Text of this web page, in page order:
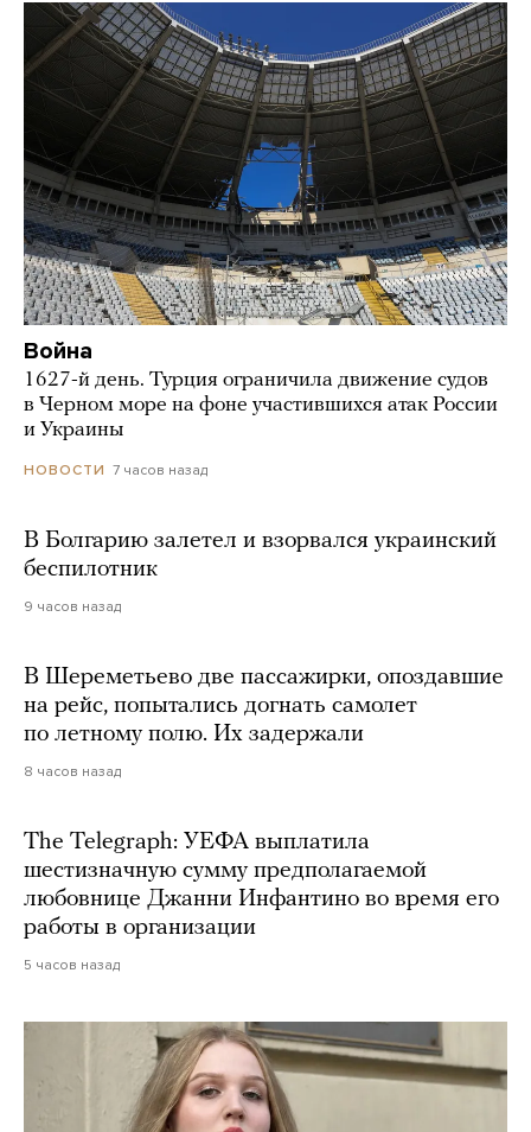
Война
1627-й день. Турция ограничила движение судов
в Черном море на фоне участившихся атак России
и Украины
НОВОСТИ 7 часов назад
В Болгарию залетел и взорвался украинский
беспилотник
9 часов назад
В Шереметьево две пассажирки, опоздавшие
на рейс, попытались догнать самолет
по летному полю. Их задержали
8 часов назад
The Telegraph: УЕФА выплатила
шестизначную сумму предполагаемой
любовнице Джанни Инфантино во время его
работы в организации
5 часов назад